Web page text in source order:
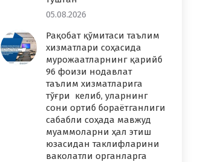
05.08.2026
Рақобат қўмитаси таълим
хизматлари соҳасида
мурожаатларнинг қарийб
96 фоизи нодавлат
таълим хизматларига
тўғри келиб, уларнинг
сони ортиб бораётганлиги
сабабли соҳада мавжуд
муаммоларни ҳал этиш
юзасидан таклифларини
ваколатли органларга